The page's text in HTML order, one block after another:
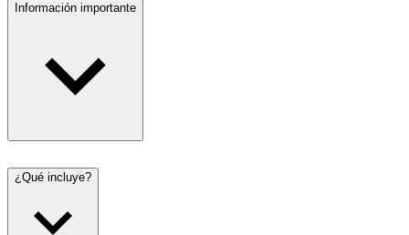
Información importante
¿Qué incluye?